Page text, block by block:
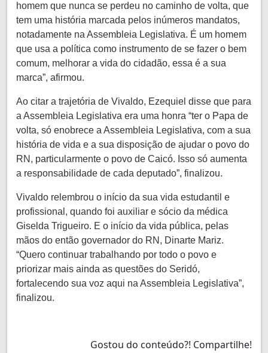
homem que nunca se perdeu no caminho de volta, que
tem uma história marcada pelos inúmeros mandatos,
notadamente na Assembleia Legislativa. É um homem
que usa a política como instrumento de se fazer o bem
comum, melhorar a vida do cidadão, essa é a sua
marca”, afirmou.
Ao citar a trajetória de Vivaldo, Ezequiel disse que para
a Assembleia Legislativa era uma honra “ter o Papa de
volta, só enobrece a Assembleia Legislativa, com a sua
história de vida e a sua disposição de ajudar o povo do
RN, particularmente o povo de Caicó. Isso só aumenta
a responsabilidade de cada deputado”, finalizou.
Vivaldo relembrou o início da sua vida estudantil e
profissional, quando foi auxiliar e sócio da médica
Giselda Trigueiro. E o início da vida pública, pelas
mãos do então governador do RN, Dinarte Mariz.
“Quero continuar trabalhando por todo o povo e
priorizar mais ainda as questões do Seridó,
fortalecendo sua voz aqui na Assembleia Legislativa”,
finalizou.
Gostou do conteúdo?! Compartilhe!